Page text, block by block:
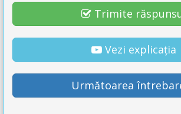
Trimite
Vezi explicația
Următoarea